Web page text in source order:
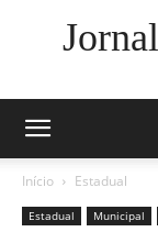
Início Estadual
Estadual Municipal